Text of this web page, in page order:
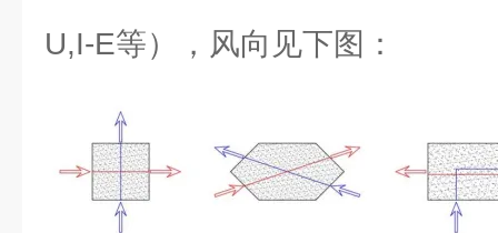
U,I-E等），风向见下图：